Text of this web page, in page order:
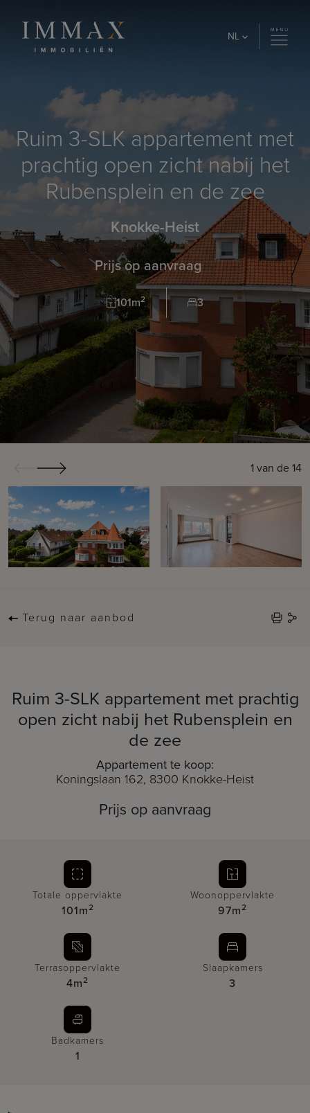
NL
Ruim 3-SLK appartement met
prachtig open zicht nabij het
Rubensplein en de zee
Knokke-Heist
Prijs op aanvraag
101m2 3
1 van de14
Terug naar aanbod
Ruim 3-SLK appartement met prachtig
open zicht nabij het Rubensplein en
de zee
Appartement te koop:
Koningslaan 162, 8300 Knokke-Heist
Prijs op aanvraag
Totale oppervlakte
101m2
Woonoppervlakte
97m2
Terrasoppervlakte
4m2
Slaapkamers
3
Badkamers
1